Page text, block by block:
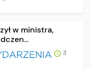
w ministra,
3